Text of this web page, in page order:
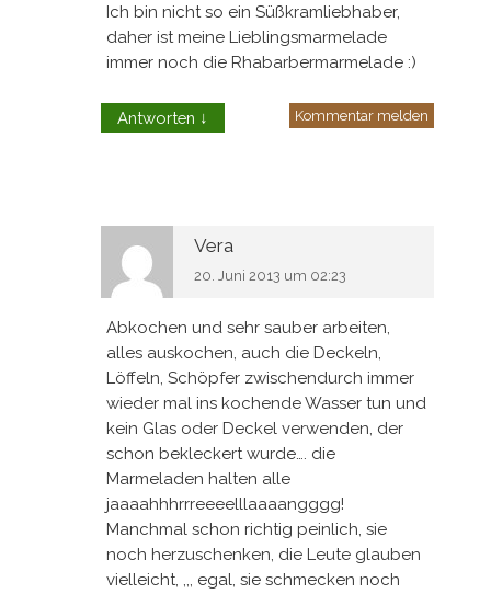
Ich bin nicht so ein Süßkramliebhaber,
daher ist meine Lieblingsmarmelade
immer noch die Rhabarbermarmelade :)
Antworten ↓ Kommentar melden
Vera
20. Juni 2013 um 02:23
Abkochen und sehr sauber arbeiten,
alles auskochen, auch die Deckeln,
Löffeln, Schöpfer zwischendurch immer
wieder mal ins kochende Wasser tun und
kein Glas oder Deckel verwenden, der
schon bekleckert wurde…. die
Marmeladen halten alle
jaaaahhhrrreeeelllaaaangggg!
Manchmal schon richtig peinlich, sie
noch herzuschenken, die Leute glauben
vielleicht, ,,, egal, sie schmecken noch